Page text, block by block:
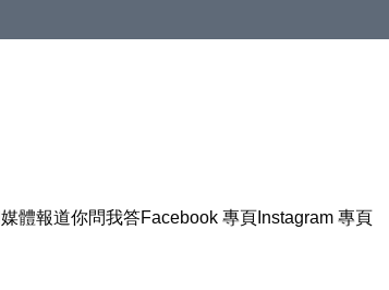
媒體報道你問我答Facebook 專頁 Instagram 專頁